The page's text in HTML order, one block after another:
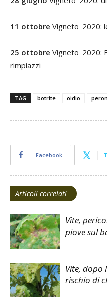
11 ottobre Vigneto_2020:
25 ottobre Vigneto_2020:
rimpiazzi
TAG botrite oidio
Facebook
Articoli correlati
Vite,
piove sul
Vite, dopo
rischio di